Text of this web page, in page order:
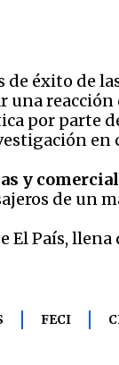
éxito de
una
por parte
en
y
de un
El País,
FECI